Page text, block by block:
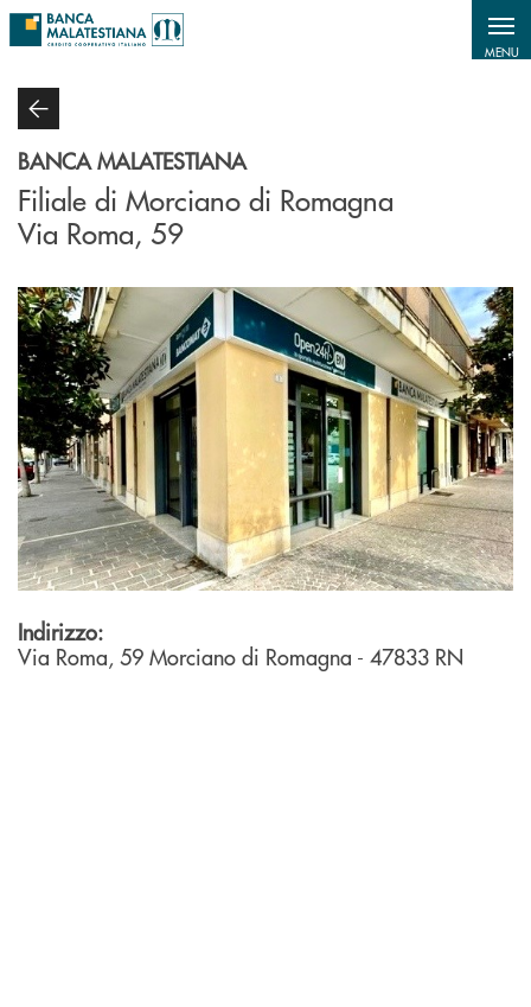
Salta al contenuto principale
MENU
BANCA MALATESTIANA
Filiale di Morciano di Romagna
Via Roma, 59
Indirizzo:
Via Roma, 59 Morciano di Romagna - 47833 RN